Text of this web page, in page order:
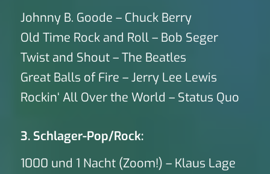
Johnny B. Goode – Chuck Berry
Old Time Rock and Roll – Bob Seger
Twist and Shout – The Beatles
Great Balls of Fire – Jerry Lee Lewis
Rockin‘ All Over the World – Status Quo
3. Schlager-Pop/Rock:
1000 und 1 Nacht (Zoom!) – Klaus Lage